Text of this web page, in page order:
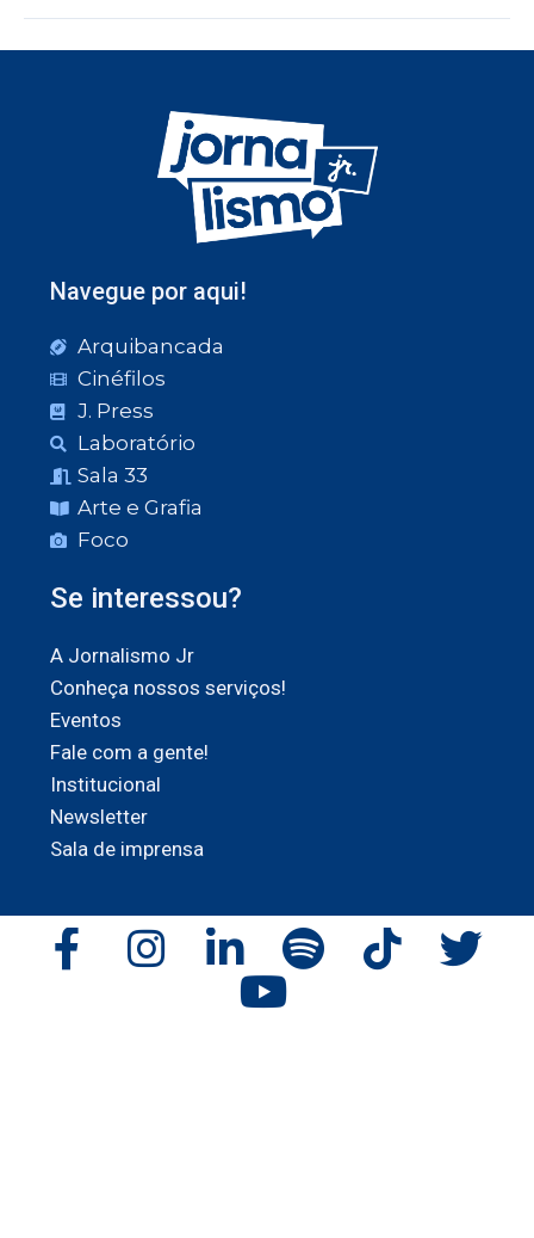
Navegue por aqui!
Arquibancada
Cinéfilos
J. Press
Laboratório
Sala 33
Arte e Grafia
Foco
Se interessou?
A Jornalismo Jr
Conheça nossos serviços!
Eventos
Fale com a gente!
Institucional
Newsletter
Sala de imprensa